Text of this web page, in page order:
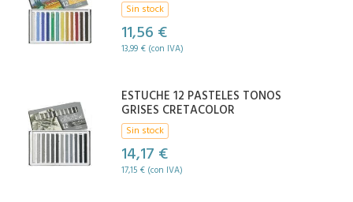
Sin stock
11,56 €
13,99 € (con IVA)
ESTUCHE 12 PASTELES TONOS
GRISES CRETACOLOR
Sin stock
14,17 €
17,15 € (con IVA)